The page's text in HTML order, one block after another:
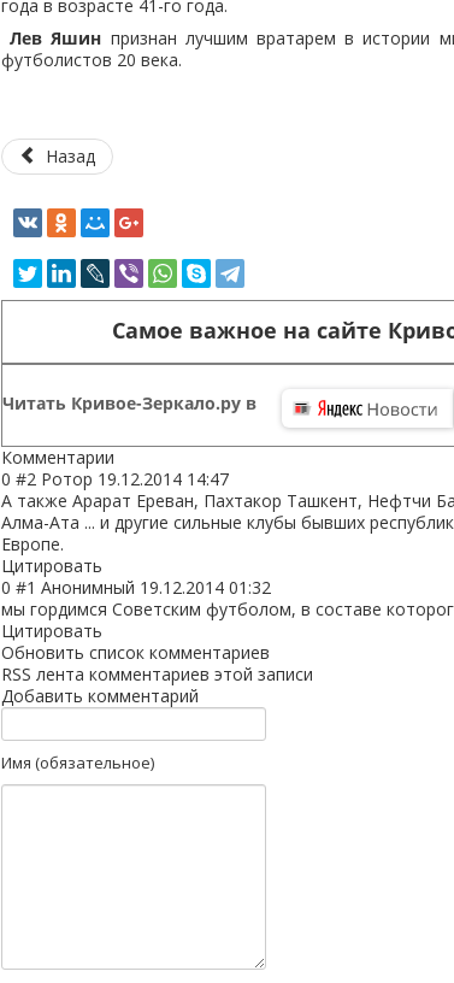
года в возрасте 41-го года.
Лев Яшин признан лучшим вратарем в истории
футболистов 20 века.
Назад
Самое важное на сайте
Читать Кривое-Зеркало.ру в
Комментарии
0 #2 Ротор 19.12.2014 14:47
А также Арарат Ереван, Пахтакор Ташкент, Нефтчи
Алма-Ата ... и другие сильные клубы бывших
Европе.
Цитировать
0 #1 Анонимный 19.12.2014 01:32
мы гордимся Советским футболом, в составе
Цитировать
Обновить список комментариев
RSS лента комментариев этой записи
Добавить комментарий
Имя (обязательное)